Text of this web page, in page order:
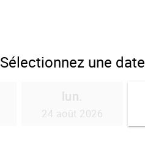
Sélectionnez une date
lun.
24 août 2026